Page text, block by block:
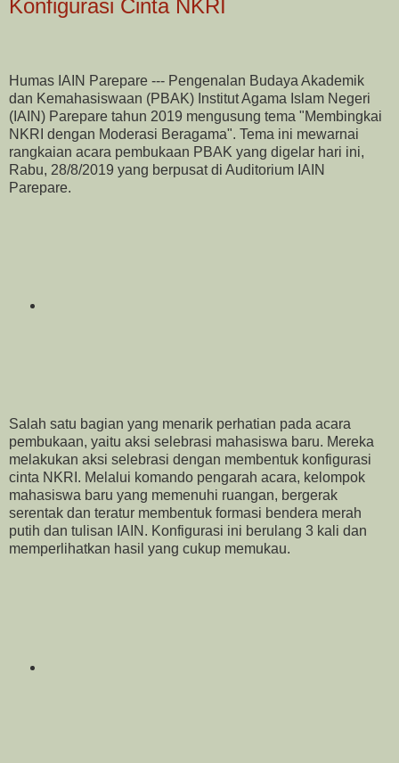
Konfigurasi Cinta NKRI
Humas IAIN Parepare --- Pengenalan Budaya Akademik
dan Kemahasiswaan (PBAK) Institut Agama Islam Negeri
(IAIN) Parepare tahun 2019 mengusung tema "Membingkai
NKRI dengan Moderasi Beragama". Tema ini mewarnai
rangkaian acara pembukaan PBAK yang digelar hari ini,
Rabu, 28/8/2019 yang berpusat di Auditorium IAIN
Parepare.
Salah satu bagian yang menarik perhatian pada acara
pembukaan, yaitu aksi selebrasi mahasiswa baru. Mereka
melakukan aksi selebrasi dengan membentuk konfigurasi
cinta NKRI. Melalui komando pengarah acara, kelompok
mahasiswa baru yang memenuhi ruangan, bergerak
serentak dan teratur membentuk formasi bendera merah
putih dan tulisan IAIN. Konfigurasi ini berulang 3 kali dan
memperlihatkan hasil yang cukup memukau.